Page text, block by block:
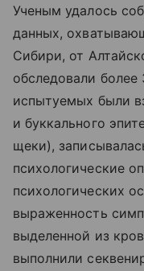
Ученым удалось
данных,
Сибири, от
обследовали более
испытуемых были
и буккального
щеки),
психологические
психологических
выраженность
выделенной из
выполнили